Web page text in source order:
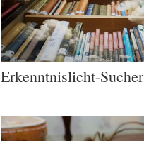
Erkenntnislicht-Sucher